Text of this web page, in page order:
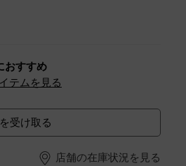
おすすめ
テムを見る
受け取る
店舗の在庫状況を見る